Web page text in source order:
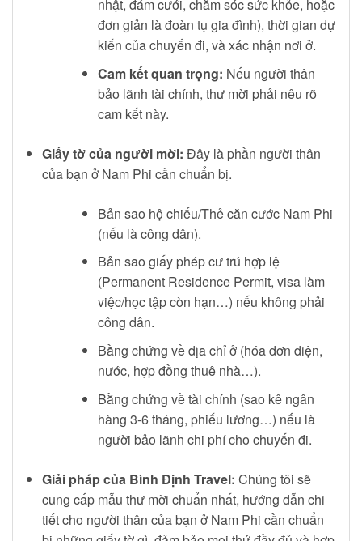
nhật, đám cưới, chăm sóc sức khỏe, hoặc
đơn giản là đoàn tụ gia đình), thời gian dự
kiến của chuyến đi, và xác nhận nơi ở.
Cam kết quan trọng: Nếu người thân
bảo lãnh tài chính, thư mời phải nêu rõ
cam kết này.
Giấy tờ của người mời: Đây là phần người thân
của bạn ở Nam Phi cần chuẩn bị.
Bản sao hộ chiếu/Thẻ căn cước Nam Phi
(nếu là công dân).
Bản sao giấy phép cư trú hợp lệ
(Permanent Residence Permit, visa làm
việc/học tập còn hạn…) nếu không phải
công dân.
Bằng chứng về địa chỉ ở (hóa đơn điện,
nước, hợp đồng thuê nhà…).
Bằng chứng về tài chính (sao kê ngân
hàng 3-6 tháng, phiếu lương…) nếu là
người bảo lãnh chi phí cho chuyến đi.
Giải pháp của Bình Định Travel: Chúng tôi sẽ
cung cấp mẫu thư mời chuẩn nhất, hướng dẫn chi
tiết cho người thân của bạn ở Nam Phi cần chuẩn